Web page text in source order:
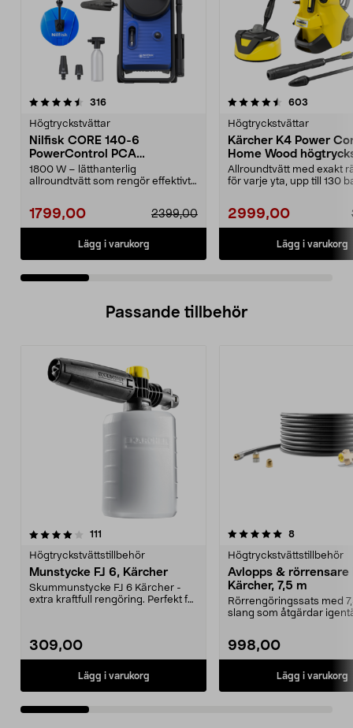
316recensioner
Högtryckstvättar
Nilfisk CORE 140-6
PowerControl PCA
högtryckstvätt
1800 W – lätthanterlig
allroundtvätt som rengör effektivt
1799,00 2399,00
Lägg i varukorg
4.5 av 5 stjärnor 603
Högtryckstvättar
Kärcher K4 Power
Home Wood
Allroundtvätt med exakt
för varje yta, upp till 130
2999,00
Lägg i varukorg
4.5 av 5 stjärnor
Passande tillbehör
111
Högtryckstvättstillbehör
Munstycke FJ 6, Kärcher
Skummunstycke FJ 6 Kärcher -
extra kraftfull rengöring. Perfekt för
309,00
Lägg i varukorg
5.0av 5 stjärnor 8recensioner
Högtryckstvättstillbehör
Avlopps & rörrensare
Kärcher, 7,5 m
Rörrengöringssats med
slang som åtgärdar
998,00
Lägg i varukorg
4.5av 5 stjärnor